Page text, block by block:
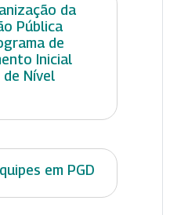
da
Pública
de
Inicial
Nível
em PGD